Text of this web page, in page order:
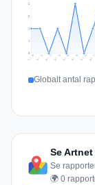
1
1
2
2
Jul 10 Jul 11 Jul 12 Jul 13 Jul 14 Jul 15 Jul 16 Jul 17
Globalt antal
Se
Se
🌍 0